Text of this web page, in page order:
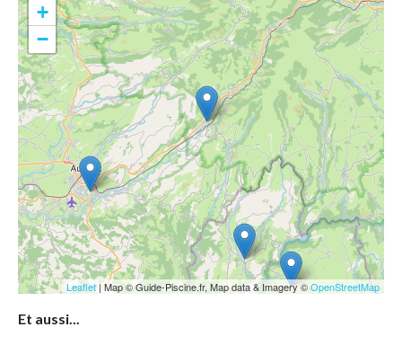
+
−
Leaflet| Map © Guide-Piscine.fr, Map data & Imagery ©OpenStreetMap
Et aussi...